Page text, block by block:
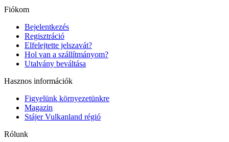
Fiókom
Bejelentkezés
Regisztráció
Elfelejtette jelszavát?
Hol van a szállítmányom?
Utalvány beváltása
Hasznos információk
Figyelünk környezetünkre
Magazin
Stájer Vulkanland régió
Rólunk